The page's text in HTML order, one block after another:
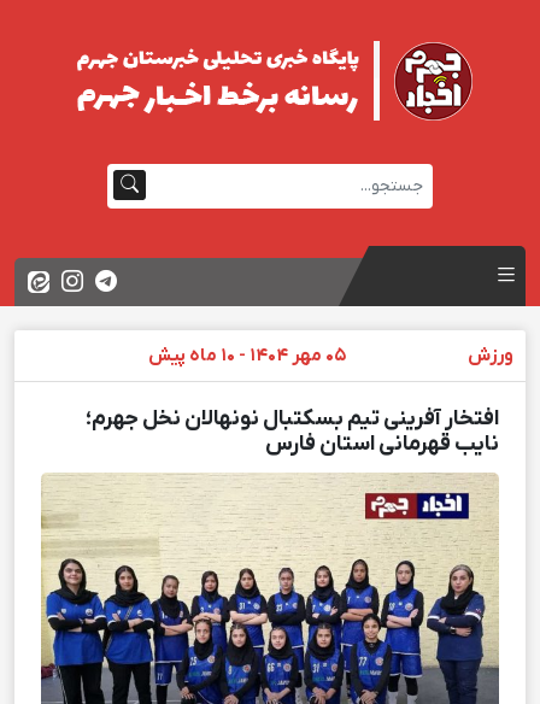
ورزش 05 مهر 1404 - 10 ماه پیش
افتخار آفرینی تیم بسکتبال نونهالان نخل جهرم؛
نایب قهرمانی استان فارس